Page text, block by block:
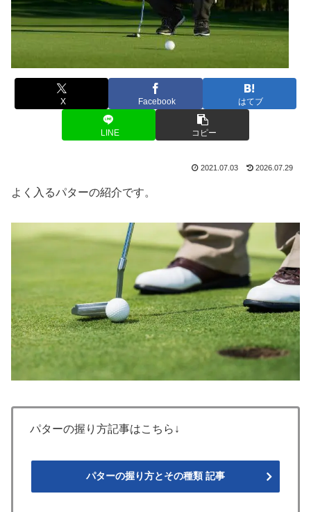
X Facebook はてブ
LINE コピー
2021.07.03 2026.07.29
よく入るパターの紹介です。
パターの握り方記事はこちら↓
パターの握り方とその種類 記事